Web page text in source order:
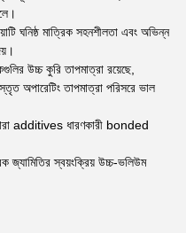
ঘনিষ্ঠ মাত্রিক সহনশীলতা এবং অভিন্ন
উচ্চ কুরি তাপমাত্রা রয়েছে,
অপারেটিং তাপমাত্রা পরিসরে ভাল
additives ধারণকারী bonded
জ্যামিতির স্বয়ংক্রিয় উচ্চ-ভলিউম